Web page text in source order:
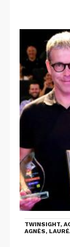
TWINSIGHT,
AGNÈS,